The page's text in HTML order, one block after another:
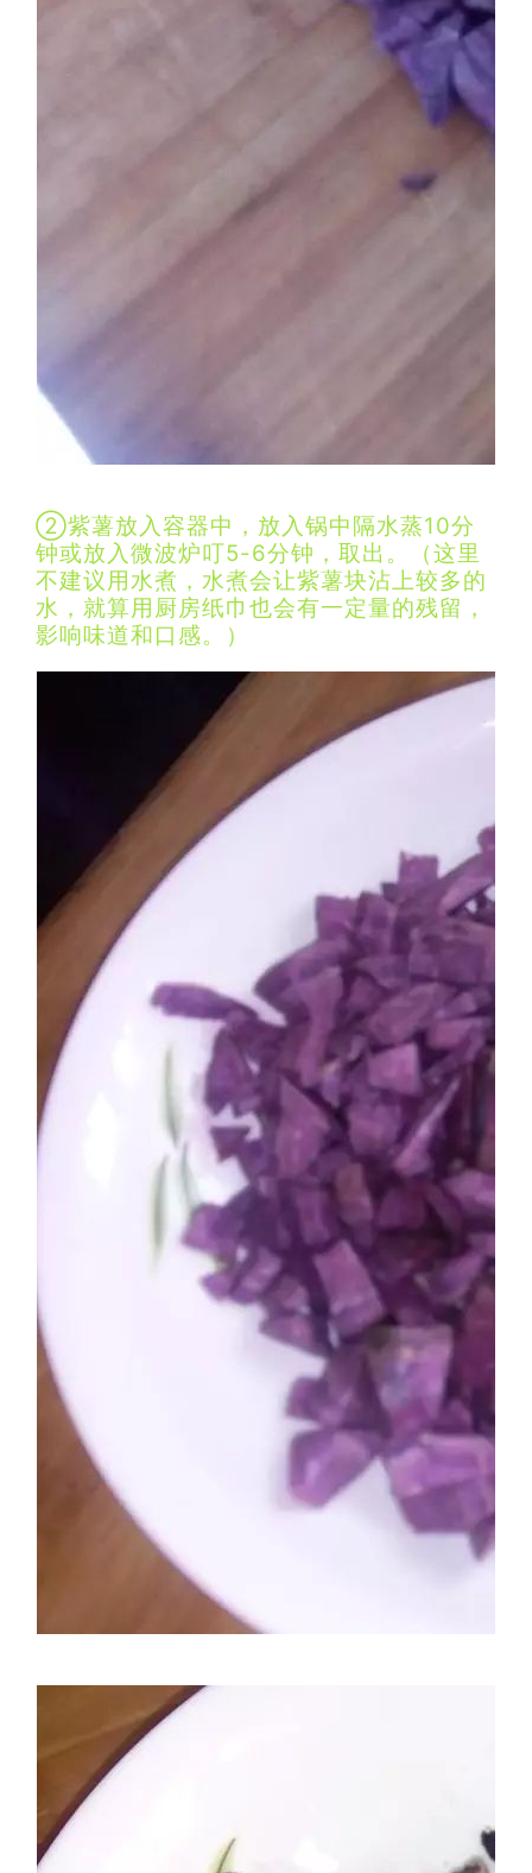
②紫薯放入容器中，放入锅中隔水蒸10分
钟或放入微波炉叮5-6分钟，取出。（这里
不建议用水煮，水煮会让紫薯块沾上较多的
水，就算用厨房纸巾也会有一定量的残留，
影响味道和口感。）